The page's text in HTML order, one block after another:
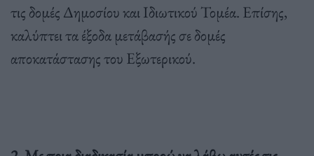
τις δομές Δημοσίου και Ιδιωτικού Τομέα. Επίσης,
καλύπτει τα έξοδα μετάβασής σε δομές
αποκατάστασης του Εξωτερικού.